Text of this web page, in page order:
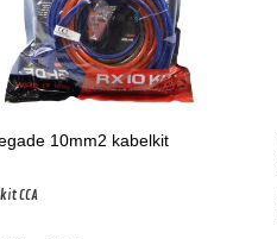
10mm2 kabelkit
CCA